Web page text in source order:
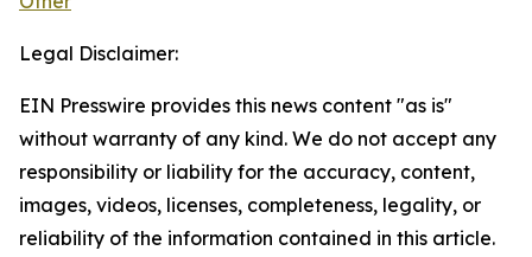
Legal Disclaimer:
EIN Presswire provides this news content "as is"
without warranty of any kind. We do not accept any
responsibility or liability for the accuracy, content,
images, videos, licenses, completeness, legality, or
reliability of the information contained in this article.